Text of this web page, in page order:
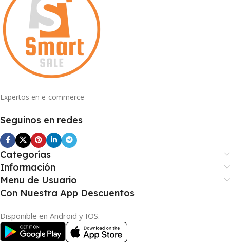
Expertos en e-commerce
Seguinos en redes
Categorías
Información
Menu de Usuario
Con Nuestra App Descuentos
Disponible en Android y IOS.